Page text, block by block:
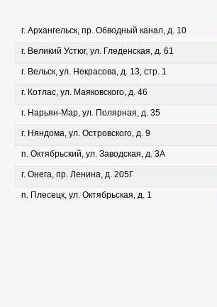
г. Архангельск, пр. Обводный канал, д. 10
г. Великий Устюг, ул. Гледенская, д. 61
г. Вельск, ул. Некрасова, д. 13, стр. 1
г. Котлас, ул. Маяковского, д. 46
г. Нарьян-Мар, ул. Полярная, д. 35
г. Няндома, ул. Островского, д. 9
п. Октябрьский, ул. Заводская, д. 3А
г. Онега, пр. Ленина, д. 205Г
п. Плесецк, ул. Октябрьская, д. 1